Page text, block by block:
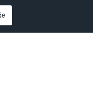
Sarajevu MBS